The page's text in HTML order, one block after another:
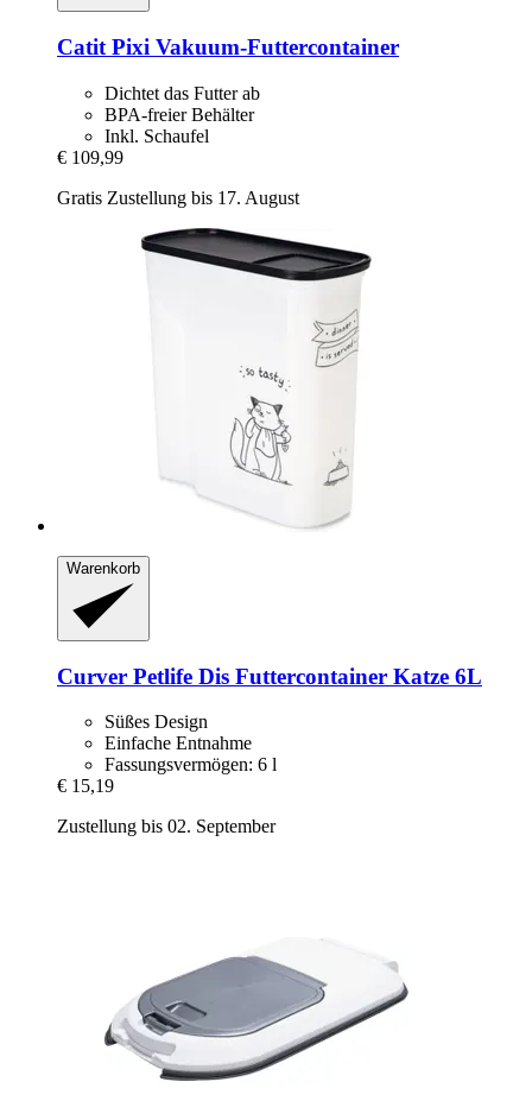
Catit Pixi Vakuum-​Futtercontainer
Dichtet das Futter ab
BPA-freier Behälter
Inkl. Schaufel
€ 109,99
Gratis Zustellung bis 17. August
Warenkorb
Curver Petlife Dis Futtercontainer Katze 6L
Süßes Design
Einfache Entnahme
Fassungsvermögen: 6 l
€ 15,19
Zustellung bis 02. September